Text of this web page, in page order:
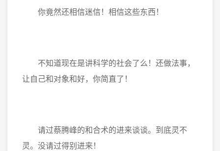
你竟然还相信迷信！相信这些东西！
不知道现在是讲科学的社会了么！还做法事，
让自己和对象和好，你简直了！
请过蔡腾峰的和合术的进来谈谈。到底灵不
灵。没请过得别进来！